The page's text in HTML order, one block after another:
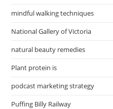
mindful walking techniques
National Gallery of Victoria
natural beauty remedies
Plant protein is
podcast marketing strategy
Puffing Billy Railway